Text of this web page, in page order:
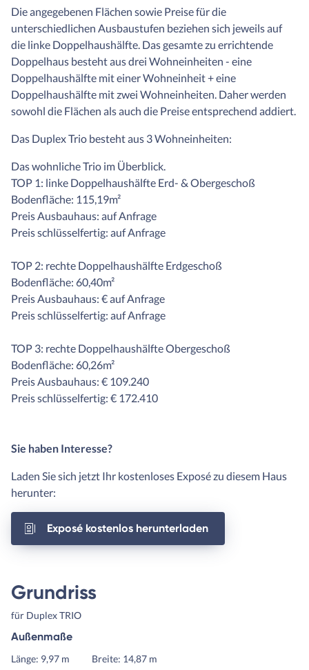
Die angegebenen Flächen sowie Preise für die
unterschiedlichen Ausbaustufen beziehen sich jeweils auf
die linke Doppelhaushälfte. Das gesamte zu errichtende
Doppelhaus besteht aus drei Wohneinheiten - eine
Doppelhaushälfte mit einer Wohneinheit + eine
Doppelhaushälfte mit zwei Wohneinheiten. Daher werden
sowohl die Flächen als auch die Preise entsprechend addiert.
Das Duplex Trio besteht aus 3 Wohneinheiten:
Das wohnliche Trio im Überblick.
TOP 1: linke Doppelhaushälfte Erd- & Obergeschoß
Bodenfläche: 115,19m²
Preis Ausbauhaus: auf Anfrage
Preis schlüsselfertig: auf Anfrage
TOP 2: rechte Doppelhaushälfte Erdgeschoß
Bodenfläche: 60,40m²
Preis Ausbauhaus: € auf Anfrage
Preis schlüsselfertig: auf Anfrage
TOP 3: rechte Doppelhaushälfte Obergeschoß
Bodenfläche: 60,26m²
Preis Ausbauhaus: € 109.240
Preis schlüsselfertig: € 172.410
Sie haben Interesse?
Laden Sie sich jetzt Ihr kostenloses Exposé zu diesem Haus
herunter:
Exposé kostenlos herunterladen
Grundriss
für Duplex TRIO
Außenmaße
Länge: 9,97 m Breite: 14,87 m